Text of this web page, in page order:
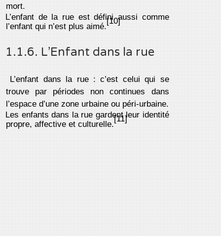
mort.
L’enfant de la rue est défini aussi comme
l’enfant qui n’est plus aimé.
[10]
1.1.6. L’Enfant dans la rue
L’enfant dans la rue : c’est celui qui se
trouve par périodes non continues dans
l’espace d’une zone urbaine ou péri-urbaine.
Les enfants dans la rue gardent leur identité
propre, affective et culturelle.
[11]